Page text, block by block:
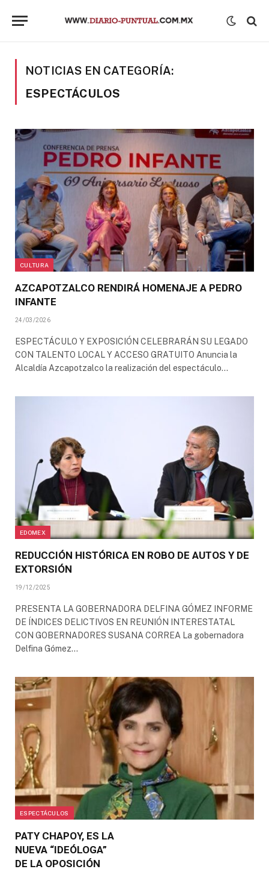
NOTICIAS EN CATEGORÍA:
ESPECTÁCULOS
CULTURA
AZCAPOTZALCO RENDIRÁ HOMENAJE A PEDRO
INFANTE
24/03/2026
ESPECTÁCULO Y EXPOSICIÓN CELEBRARÁN SU LEGADO
CON TALENTO LOCAL Y ACCESO GRATUITO Anuncia la
Alcaldía Azcapotzalco la realización del espectáculo…
EDOMEX
REDUCCIÓN HISTÓRICA EN ROBO DE AUTOS Y DE
EXTORSIÓN
19/12/2025
PRESENTA LA GOBERNADORA DELFINA GÓMEZ INFORME
DE ÍNDICES DELICTIVOS EN REUNIÓN INTERESTATAL
CON GOBERNADORES SUSANA CORREA La gobernadora
Delfina Gómez…
ESPECTÁCULOS
PATY CHAPOY, ES LA
NUEVA “IDEÓLOGA”
DE LA OPOSICIÓN